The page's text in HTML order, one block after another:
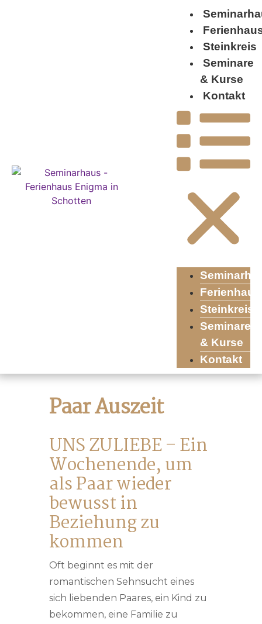
Steinkreis
Seminare
& Kurse
Kontakt
Ferienhaus
Steinkreis
Seminare
& Kurse
Kontakt
Paar Auszeit
UNS ZULIEBE – Ein
Wochenende, um
als Paar wieder
bewusst in
Beziehung zu
kommen
Oft beginnt es mit der
romantischen Sehnsucht eines
sich liebenden Paares, ein Kind zu
bekommen, eine Familie zu